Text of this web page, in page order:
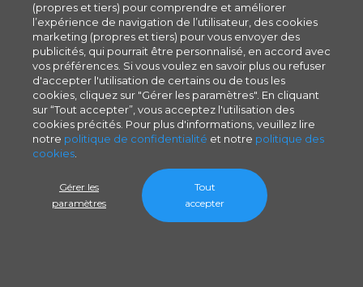
(propres et tiers) pour comprendre et améliorer
l’expérience de navigation de l’utilisateur, des cookies
marketing (propres et tiers) pour vous envoyer des
publicités, qui pourrait être personnalisé, en accord avec
vos préférences. Si vous voulez en savoir plus ou refuser
d'accepter l'utilisation de certains ou de tous les
cookies, cliquez sur "Gérer les paramètres". En cliquant
sur “Tout accepter”, vous acceptez l'utilisation des
cookies précités. Pour plus d'informations, veuillez lire
notre politique de confidentialité et notre politique des
cookies
Gérer les
paramètres
Tout
accepter